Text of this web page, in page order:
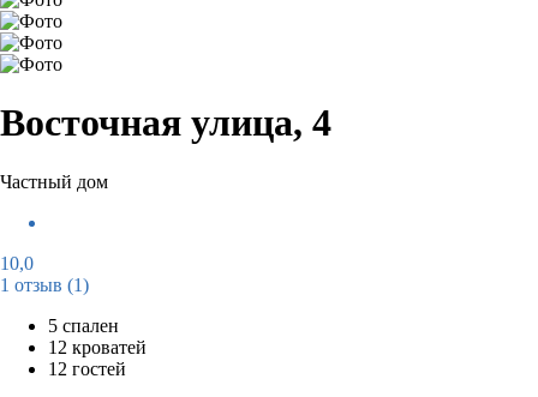
Восточная улица, 4
Частный дом
10,0
1 отзыв (1)
5 спален
12 кроватей
12 гостей